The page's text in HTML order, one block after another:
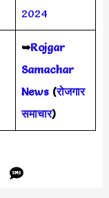
2024
➥Rojgar
Samachar
News(रोजगार
समाचार)